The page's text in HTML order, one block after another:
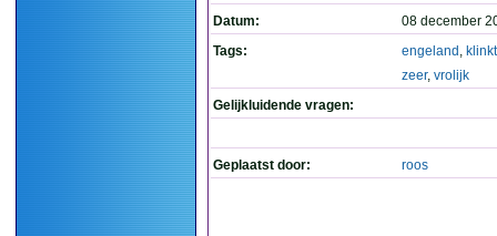
Datum:
08 december
Tags:
engeland , klinkt
zeer, vrolijk
Gelijkluidende vragen:
Geplaatst door: roos